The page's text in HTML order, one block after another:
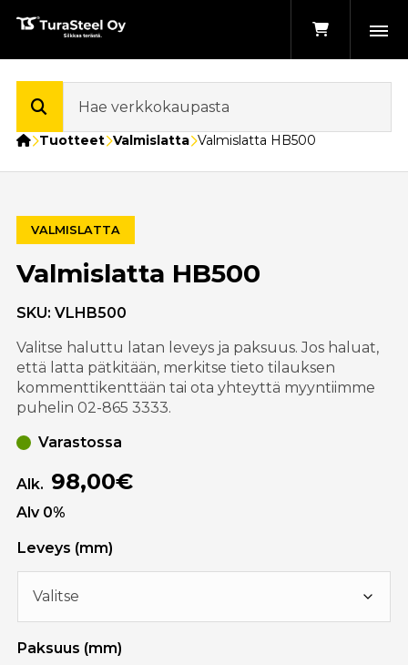
Etusivu
Tuotteet Valmislatta Valmislatta HB500
VALMISLATTA
Valmislatta HB500
SKU: VLHB500
Valitse haluttu latan leveys ja paksuus. Jos haluat,
että latta pätkitään, merkitse tieto tilauksen
kommenttikenttään tai ota yhteyttä myyntiimme
puhelin 02-865 3333.
Varastossa
Alk. 98,00€
Alv 0%
Leveys (mm)
Paksuus (mm)